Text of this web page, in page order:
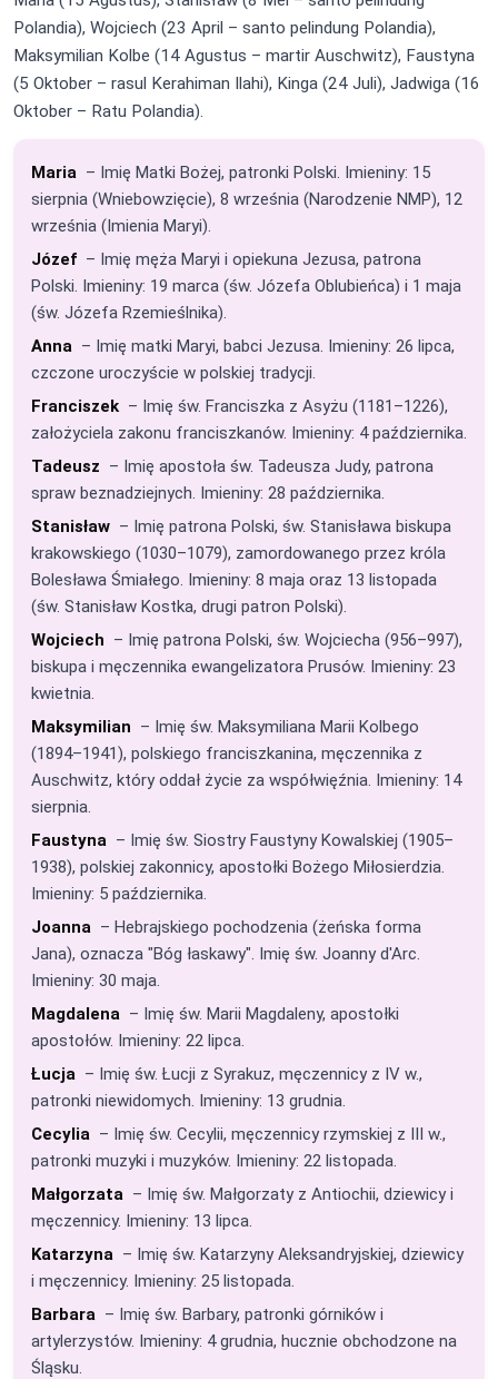
Polandia), Wojciech (23 April – santo pelindung Polandia),
Maksymilian Kolbe (14 Agustus – martir Auschwitz), Faustyna
(5 Oktober – rasul Kerahiman Ilahi), Kinga (24 Juli), Jadwiga (16
Oktober – Ratu Polandia).
Maria – Imię Matki Bożej, patronki Polski. Imieniny: 15
sierpnia (Wniebowzięcie), 8 września (Narodzenie NMP), 12
września (Imienia Maryi).
Józef – Imię męża Maryi i opiekuna Jezusa, patrona
Polski. Imieniny: 19 marca (św. Józefa Oblubieńca) i 1 maja
(św. Józefa Rzemieślnika).
Anna – Imię matki Maryi, babci Jezusa. Imieniny: 26 lipca,
czczone uroczyście w polskiej tradycji.
Franciszek – Imię św. Franciszka z Asyżu (1181–1226),
założyciela zakonu franciszkanów. Imieniny: 4 października.
Tadeusz – Imię apostoła św. Tadeusza Judy, patrona
spraw beznadziejnych. Imieniny: 28 października.
Stanisław – Imię patrona Polski, św. Stanisława biskupa
krakowskiego (1030–1079), zamordowanego przez króla
Bolesława Śmiałego. Imieniny: 8 maja oraz 13 listopada
(św. Stanisław Kostka, drugi patron Polski).
Wojciech – Imię patrona Polski, św. Wojciecha (956–997),
biskupa i męczennika ewangelizatora Prusów. Imieniny: 23
kwietnia.
Maksymilian – Imię św. Maksymiliana Marii Kolbego
(1894–1941), polskiego franciszkanina, męczennika z
Auschwitz, który oddał życie za współwięźnia. Imieniny: 14
sierpnia.
Faustyna – Imię św. Siostry Faustyny Kowalskiej (1905–
1938), polskiej zakonnicy, apostołki Bożego Miłosierdzia.
Imieniny: 5 października.
Joanna – Hebrajskiego pochodzenia (żeńska forma
Jana), oznacza "Bóg łaskawy". Imię św. Joanny d'Arc.
Imieniny: 30 maja.
Magdalena – Imię św. Marii Magdaleny, apostołki
apostołów. Imieniny: 22 lipca.
Łucja – Imię św. Łucji z Syrakuz, męczennicy z IV w.,
patronki niewidomych. Imieniny: 13 grudnia.
Cecylia – Imię św. Cecylii, męczennicy rzymskiej z III w.,
patronki muzyki i muzyków. Imieniny: 22 listopada.
Małgorzata – Imię św. Małgorzaty z Antiochii, dziewicy i
męczennicy. Imieniny: 13 lipca.
Katarzyna – Imię św. Katarzyny Aleksandryjskiej, dziewicy
i męczennicy. Imieniny: 25 listopada.
Barbara – Imię św. Barbary, patronki górników i
artylerzystów. Imieniny: 4 grudnia, hucznie obchodzone na
Śląsku.